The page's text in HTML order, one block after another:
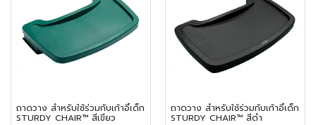
ถาดวาง สำหรับใช้ร่วมกับเก้าอี้เด็ก
STURDY CHAIR™ สีเขียว
ถาดวาง สำหรับใช้ร่วมกับเก้าอี้เด็ก
STURDY CHAIR™ สีดำ